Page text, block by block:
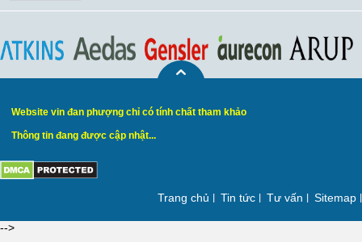
Website vin đan phượng chỉ có tính chất tham khảo
Thông tin đang được cập nhật...
Trang chủ Tin tức Tư vấn Sitemap
-->